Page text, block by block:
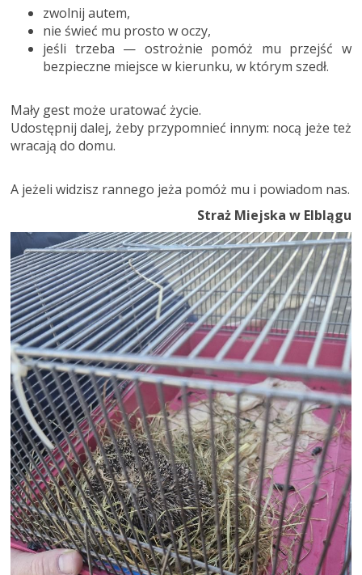
zwolnij autem,
nie świeć mu prosto w oczy,
jeśli trzeba — ostrożnie pomóż mu przejść w
bezpieczne miejsce w kierunku, w którym szedł.
Mały gest może uratować życie.
Udostępnij dalej, żeby przypomnieć innym: nocą jeże też
wracają do domu.
A jeżeli widzisz rannego jeża pomóż mu i powiadom nas.
Straż Miejska w Elblągu